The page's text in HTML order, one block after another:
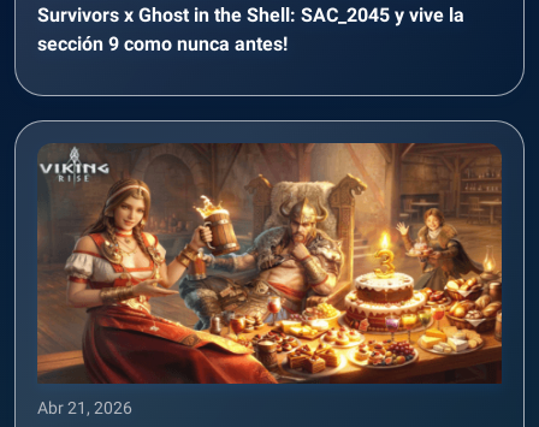
Survivors x Ghost in the Shell: SAC_2045 y vive la
sección 9 como nunca antes!
Abr 21, 2026